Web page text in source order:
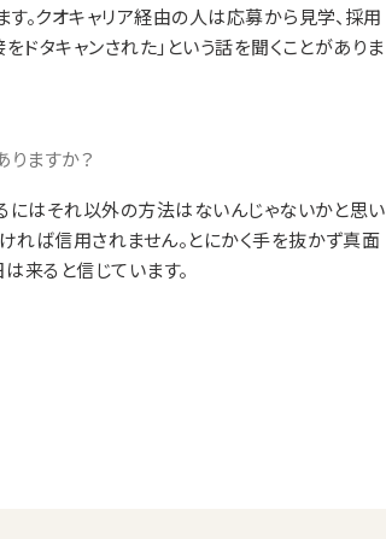
。クオキャリア経由の人は応募から見学、採用
ドタキャンされた」という話を聞くことがありま
りますか？
にはそれ以外の方法はないんじゃないかと思い
れば信用されません。とにかく手を抜かず真面
来ると信じています。